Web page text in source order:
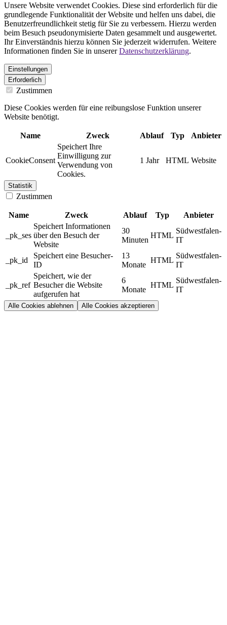
Unsere Website verwendet Cookies. Diese sind erforderlich für die
grundlegende Funktionalität der Website und helfen uns dabei, die
Benutzerfreundlichkeit stetig für Sie zu verbessern. Hierzu werden
beim Besuch pseudonymisierte Daten gesammelt und ausgewertet.
Ihr Einverständnis hierzu können Sie jederzeit widerrufen. Weitere
Informationen finden Sie in unsererDatenschutzerklärung.
Einstellungen
Erforderlich
Zustimmen
Diese Cookies werden für eine reibungslose Funktion unserer
Website benötigt.
Name Zweck Ablauf Typ Anbieter
CookieConsent
Speichert Ihre
Einwilligung zur
Verwendung von
Cookies.
1 Jahr HTML Website
Statistik
Zustimmen
Name Zweck Ablauf Typ Anbieter
_pk_ses
Speichert Informationen
über den Besuch der
Website
30
Minuten
HTML
Südwestfalen-
IT
_pk_id
Speichert eine Besucher-
ID
13
Monate
HTML
Südwestfalen-
IT
_pk_ref
Speichert, wie der
Besucher die Website
aufgerufen hat
6
Monate
HTML
Südwestfalen-
IT
Alle Cookies ablehnen Alle Cookies akzeptieren